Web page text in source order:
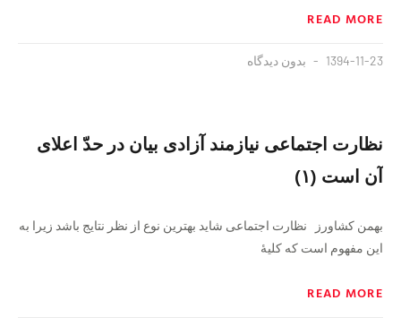
READ MORE
1394-11-23 بدون دیدگاه
نظارت اجتماعی نیازمند آزادی بیان در حدّ اعلای
آن است (۱)
بهمن کشاورز نظارت اجتماعی شاید بهترین نوع از نظر نتایج باشد زیرا به
این مفهوم است که کلیهٔ
READ MORE